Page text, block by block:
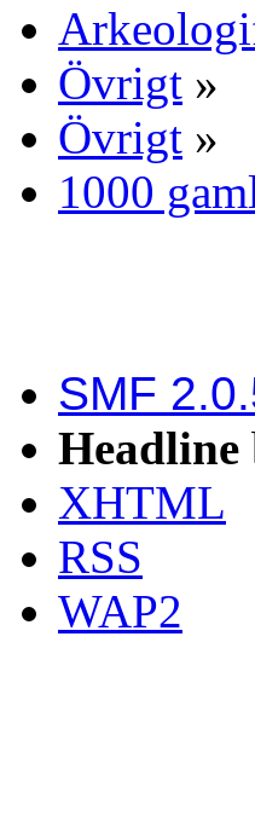
Övrigt »
Övrigt »
1000
SMF
Headline
XHTML
RSS
WAP2